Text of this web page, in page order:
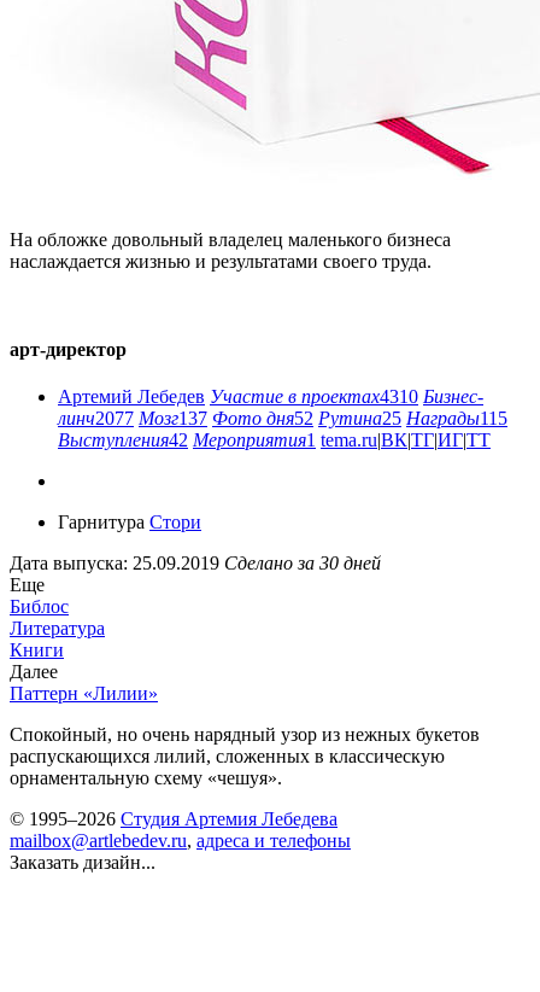
На обложке довольный владелец маленького бизнеса
наслаждается жизнью и результатами своего труда.
арт-директор
Артемий Лебедев Участие в проектах4310 Бизнес-
линч2077 Мозг137 Фото дня52 Рутина25 Награды115
Выступления42 Мероприятия1 tema.ru|ВК|ТГ|ИГ|ТТ
Гарнитура Стори
Дата выпуска: 25.09.2019 Сделано за 30 дней
Еще
Библос
Литература
Книги
Далее
Паттерн «Лилии»
Спокойный, но очень нарядный узор из нежных букетов
распускающихся лилий, сложенных в классическую
орнаментальную схему «чешуя».
© 1995–2026 Студия Артемия Лебедева
mailbox@artlebedev.ru, адреса и телефоны
Заказать дизайн...